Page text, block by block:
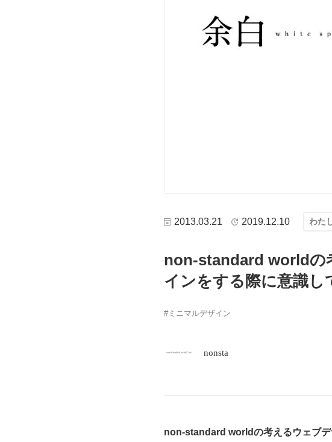
2013.03.21 2019.12.10 わた
non-standard worldの
インをする際に意識し
ミニマルデザイン
nonsta
non-standard worldの考えるウェブデ